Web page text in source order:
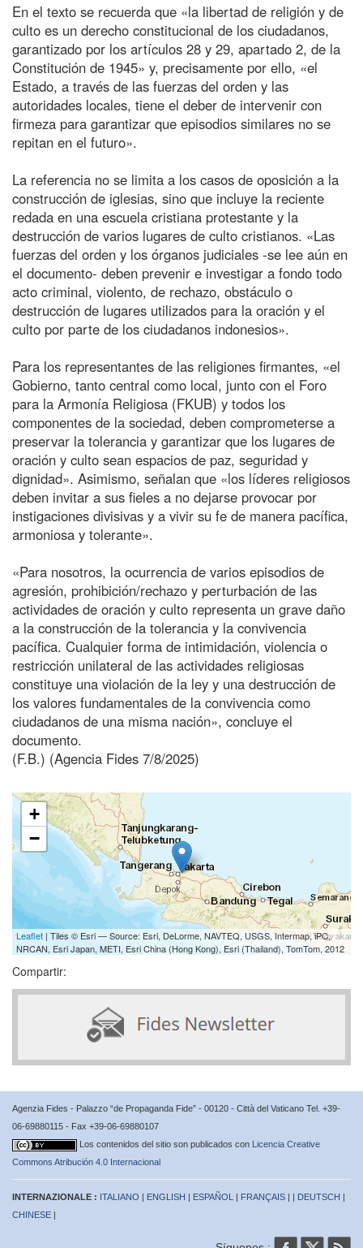
En el texto se recuerda que «la libertad de religión y de
culto es un derecho constitucional de los ciudadanos,
garantizado por los artículos 28 y 29, apartado 2, de la
Constitución de 1945» y, precisamente por ello, «el
Estado, a través de las fuerzas del orden y las
autoridades locales, tiene el deber de intervenir con
firmeza para garantizar que episodios similares no se
repitan en el futuro».
La referencia no se limita a los casos de oposición a la
construcción de iglesias, sino que incluye la reciente
redada en una escuela cristiana protestante y la
destrucción de varios lugares de culto cristianos. «Las
fuerzas del orden y los órganos judiciales -se lee aún en
el documento- deben prevenir e investigar a fondo todo
acto criminal, violento, de rechazo, obstáculo o
destrucción de lugares utilizados para la oración y el
culto por parte de los ciudadanos indonesios».
Para los representantes de las religiones firmantes, «el
Gobierno, tanto central como local, junto con el Foro
para la Armonía Religiosa (FKUB) y todos los
componentes de la sociedad, deben comprometerse a
preservar la tolerancia y garantizar que los lugares de
oración y culto sean espacios de paz, seguridad y
dignidad». Asimismo, señalan que «los líderes religiosos
deben invitar a sus fieles a no dejarse provocar por
instigaciones divisivas y a vivir su fe de manera pacífica,
armoniosa y tolerante».
«Para nosotros, la ocurrencia de varios episodios de
agresión, prohibición/rechazo y perturbación de las
actividades de oración y culto representa un grave daño
a la construcción de la tolerancia y la convivencia
pacífica. Cualquier forma de intimidación, violencia o
restricción unilateral de las actividades religiosas
constituye una violación de la ley y una destrucción de
los valores fundamentales de la convivencia como
ciudadanos de una misma nación», concluye el
documento.
(F.B.) (Agencia Fides 7/8/2025)
+
−
Leaflet | Tiles © Esri — Source: Esri, DeLorme, NAVTEQ, USGS, Intermap, iPC,
NRCAN, Esri Japan, METI, Esri China (Hong Kong), Esri (Thailand), TomTom, 2012
Compartir:
Agenzia Fides - Palazzo “de Propaganda Fide” - 00120 - Città del Vaticano Tel. +39-
06-69880115 - Fax +39-06-69880107
Los contenidos del sitio son publicados con Licencia Creative
Commons Atribución 4.0 Internacional
INTERNAZIONALE : ITALIANO | ENGLISH | ESPAÑOL | FRANÇAIS | | DEUTSCH |
CHINESE |